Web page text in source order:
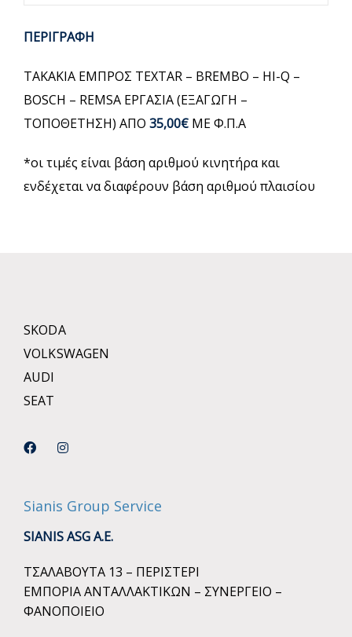
ΠΕΡΙΓΡΑΦΗ
ΤΑΚΑΚΙΑ ΕΜΠΡΟΣ TEXTAR – BREMBO – HI-Q –
BOSCH – REMSA ΕΡΓΑΣΙΑ (ΕΞΑΓΩΓΗ –
ΤΟΠΟΘΕΤΗΣΗ) ΑΠΟ 35,00€ ΜΕ Φ.Π.Α
*οι τιμές είναι βάση αριθμού κινητήρα και
ενδέχεται να διαφέρουν βάση αριθμού πλαισίου
SKODA
VOLKSWAGEN
AUDI
SEAT
Sianis Group Service
SIANIS ASG A.E.
ΤΣΑΛΑΒΟΥΤΑ 13 – ΠΕΡΙΣΤΕΡΙ
ΕΜΠΟΡΙΑ ΑΝΤΑΛΛΑΚΤΙΚΩΝ – ΣΥΝΕΡΓΕΙΟ –
ΦΑΝΟΠΟΙΕΙΟ